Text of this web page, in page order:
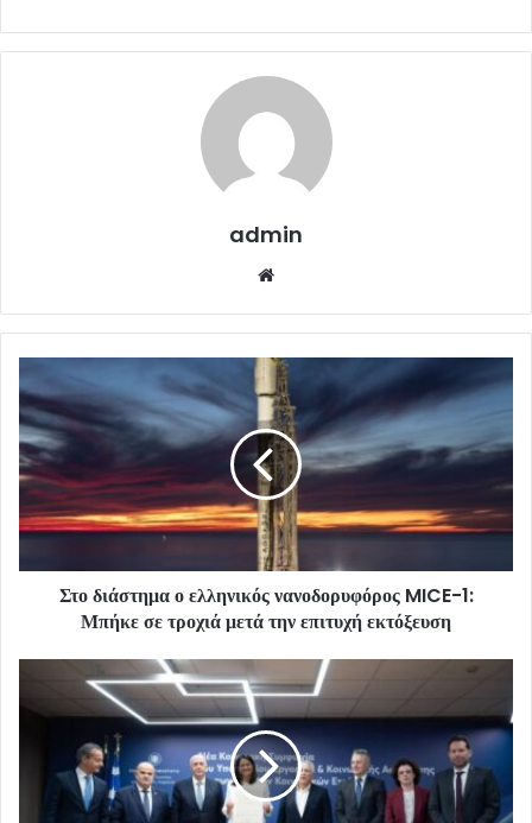
admin
Στο διάστημα ο ελληνικός νανοδορυφόρος MICE-1:
Μπήκε σε τροχιά μετά την επιτυχή εκτόξευση